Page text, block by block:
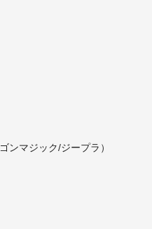
ンマジック/ジープラ）